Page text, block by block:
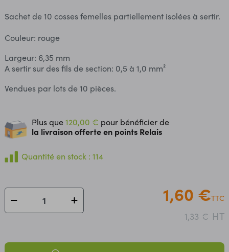
Sachet de 10 cosses femelles partiellement isolées à sertir.
Couleur: rouge
Largeur: 6,35 mm
A sertir sur des fils de section: 0,5 à 1,0 mm²
Vendues par lots de 10 pièces.
Plus que120,00 € pour bénéficier de
la livraison offerte en points Relais
Quantité en stock : 114
1,60 €TTC
1,33 € HT